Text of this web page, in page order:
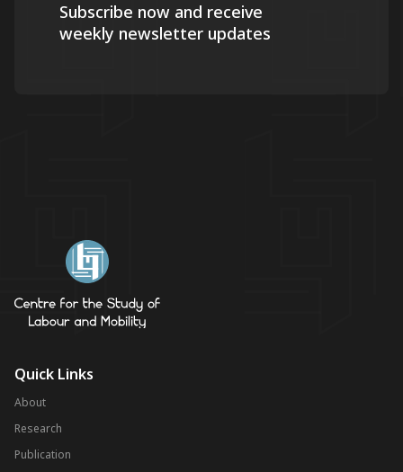
Subscribe now and receive
weekly newsletter updates
Quick Links
About
Research
Publication